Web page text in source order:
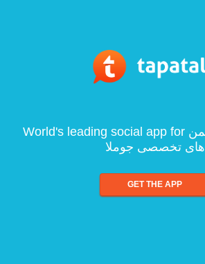
World's leading social app for پارس جوم :: انجمن
های تخصصی جوملا
GET THE APP